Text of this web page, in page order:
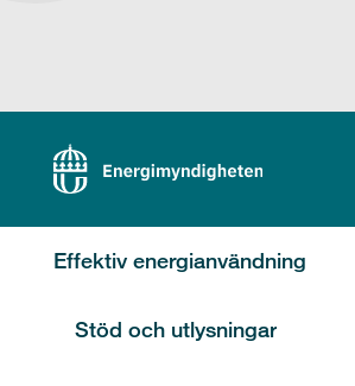
Effektiv energianvändning
Stöd och utlysningar